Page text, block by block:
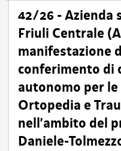
42/26 - Azienda
Friuli Centrale
manifestazione
conferimento di
autonomo per le
Ortopedia e
nell’ambito del
Daniele-